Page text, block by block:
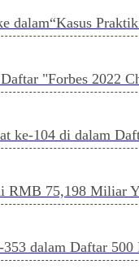
dalam“Kasus
"Forbes 2022
ke-104 di dalam
RMB 75,198 Miliar
dalam Daftar 500